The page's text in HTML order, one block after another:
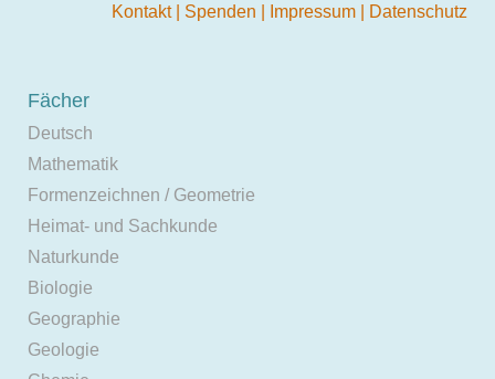
Kontakt Spenden Impressum Datenschutz
Fächer
Deutsch
Mathematik
Formenzeichnen / Geometrie
Heimat- und Sachkunde
Naturkunde
Biologie
Geographie
Geologie